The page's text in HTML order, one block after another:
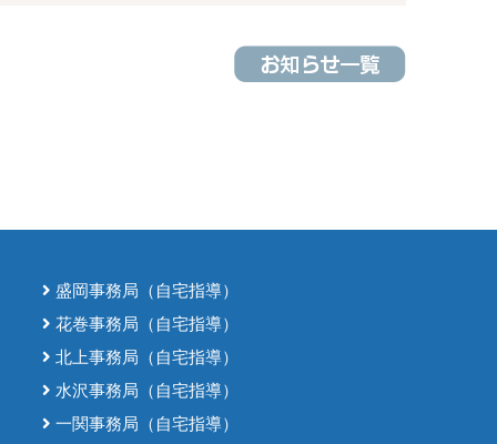
盛岡事務局（自宅指導）
花巻事務局（自宅指導）
北上事務局（自宅指導）
水沢事務局（自宅指導）
一関事務局（自宅指導）